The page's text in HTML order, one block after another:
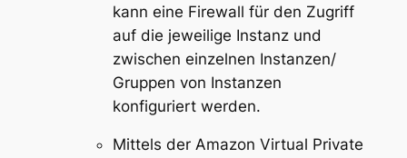
kann eine Firewall für den Zugriff
auf die jeweilige Instanz und
zwischen einzelnen Instanzen/
Gruppen von Instanzen
konfiguriert werden.
Mittels der Amazon Virtual Private